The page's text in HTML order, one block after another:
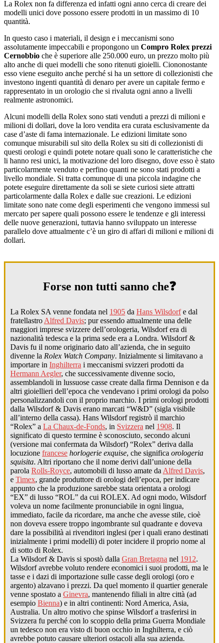
La Rolex non fa differenza ed infatti ogni anno cerca di creare dei
modelli unici dove possono essere prodotti in un massimo di 10
quantità.
In questo caso i materiali, il design e i meccanismi sono
assolutamente impeccabili e propongono un Compro Rolex prezzi
Cernobbio che è superiore alle 250.000 euro, un prezzo molto più
alto anche di quei modelli che sono ritenuti gioielli. Ciononostante
esso viene eseguito anche perché si ha un settore di collezionisti che
investono ingenti quantità di denaro per avere un capitale fermo e
rappresentato in un orologio che si rivaluta ogni anno a livelli
realmente astronomici.
Alcuni modelli della Rolex sono stati venduti a prezzi di milioni e
milioni di dollari, dove la loro vendita era curata esclusivamente da
case d’aste di fama internazionale. Le edizioni limitate sono
comunque misurabili sul sito della Rolex su siti di collezionisti di
questi orologi e quindi potete notare quali sono le caratteristiche che
li hanno resi unici, la motivazione del loro disegno, dove esso è stato
particolarmente venduto e perfino quanti ne sono stati prodotti a
livello mondiale. Si tratta comunque di una piccola indagine che
potete eseguire direttamente da soli se siete curiosi siete attratti
particolarmente dalla Rolex e dalle sue creazioni. Le edizioni
limitate sono nate come degli esperimenti che vengono immessi sul
mercato per sapere quali possono essere le tendenze e gli interessi
delle nuove generazioni, tuttavia hanno sviluppato un interesse
parallelo dove attualmente c’è un giro di affari di milioni e milioni di
dollari.
Forse non tutti sanno che❓
La Rolex SA venne fondata nel 1905 da Hans Wilsdorfe dal
fratellastro Alfred Davis; pur essendo attualmente una delle
maggiori imprese svizzere dell’orologeria, Wilsdorf era di
nazionalità tedesca e la prima sede era a Londra. Wilsdorf &
Davis fu il nome originario dato all’azienda, che in seguito
divenne la Rolex Watch Company. Inizialmente si limitavano a
importare in Inghilterra i meccanismi svizzeri prodotti da
Hermann Aegler, che successivamente divenne socio,
assemblandoli in lussuose casse create dalla firma Dennison e da
altri gioiellieri dell’epoca che vendevano i primi orologi da polso
personalizzandoli con il proprio marchio. I primi orologi prodotti
dalla Wilsdorf & Davis erano marcati “W&D” (sigla visibile
all’interno della cassa). Hans Wilsdorf registrò il marchio
“Rolex” a La Chaux-de-Fonds, in Svizzera nel 1908. Il
significato di questo termine è sconosciuto, secondo alcuni
(versione mai confermata da Wilsdorf) “Rolex” deriva dalla
locuzione francese horlogerie exquise, che significa orologeria
squisita. Altri riportano che il nome derivi dall’unione della
parola Rolls-Royce, automobili di lusso amate da Alfred Davis,
e Timex, grande produttore di orologi dell’epoca, per indicare
appunto che la produzione sarebbe stata orientata a orologi
“EX” di lusso “ROL” da cui ROLEX. Ad ogni modo, Wilsdorf
voleva un nome facilmente pronunciabile in ogni lingua,
immediato, facile da ricordare, ma anche che avesse stile, cioè
non doveva essere troppo ingombrante sul quadrante e doveva
dare la possibilità ai rivenditori inglesi (per i quali erano destinati
inizialmente i primi modelli) di poter incidere il proprio nome al
di sotto di Rolex.
La Wilsdorf & Davis si spostò dalla Gran Bretagna nel 1912.
Wilsdorf avrebbe voluto rendere economici i suoi prodotti, ma le
tasse e i dazi di importazione sulle casse degli orologi (oro e
argento) alzavano i prezzi. Da quel momento il quartier generale
venne spostato a Ginevra, mantenendo filiali in altre città (ad
esempio Bienna) e in altri continenti: Nord America, Asia,
Australia. Un altro motivo che spinse Wilsdorf a trasferirsi in
Svizzera fu perché con lo scoppio della prima Guerra Mondiale
un tedesco non era visto di buon occhio in Inghilterra, e ciò
avrebbe potuto causare ulteriori ostacoli alla sua azienda.